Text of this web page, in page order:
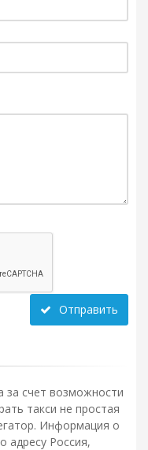
Отправить
за счет возможности
такси не простая
Информация о
адресу Россия,